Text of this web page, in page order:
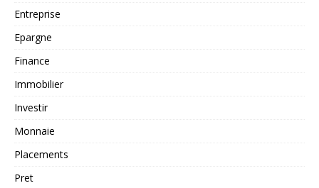
Entreprise
Epargne
Finance
Immobilier
Investir
Monnaie
Placements
Pret